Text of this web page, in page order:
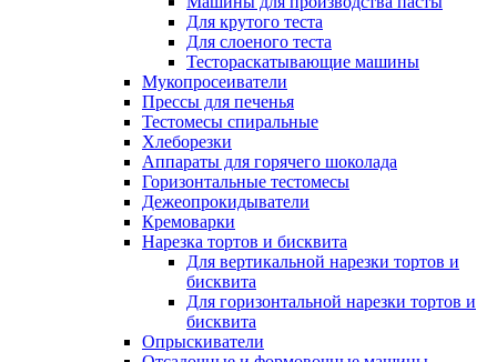
Для крутого теста
Для слоеного теста
Тестораскатывающие машины
Мукопросеиватели
Прессы для печенья
Тестомесы спиральные
Хлеборезки
Аппараты для горячего шоколада
Горизонтальные тестомесы
Дежеопрокидыватели
Кремоварки
Нарезка тортов и бисквита
Для вертикальной нарезки тортов и
бисквита
Для горизонтальной нарезки тортов и
бисквита
Опрыскиватели